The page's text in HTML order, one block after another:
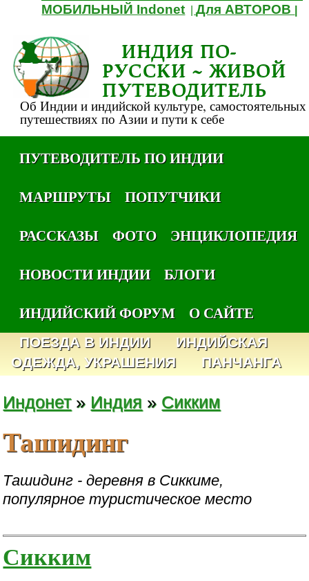
МОБИЛЬНЫЙ Indonet |Для АВТОРОВ
ИНДИЯ ПО-
РУССКИ ~ ЖИВОЙ
ПУТЕВОДИТЕЛЬ
Об Индии и индийской культуре, самостоятельных
путешествиях по Азии и пути к себе
ПУТЕВОДИТЕЛЬ ПО ИНДИИ
МАРШРУТЫ
ПОПУТЧИКИ
РАССКАЗЫ
ФОТО
ЭНЦИКЛОПЕДИЯ
НОВОСТИ ИНДИИ
БЛОГИ
ИНДИЙСКИЙ ФОРУМ
О САЙТЕ
ПОЕЗДА В ИНДИИ
ИНДИЙСКАЯ
ОДЕЖДА, УКРАШЕНИЯ
ПАНЧАНГА
Индонет» Индия » Сикким
Ташидинг
Ташидинг - деревня в Сиккиме,
популярное туристическое место
Сикким